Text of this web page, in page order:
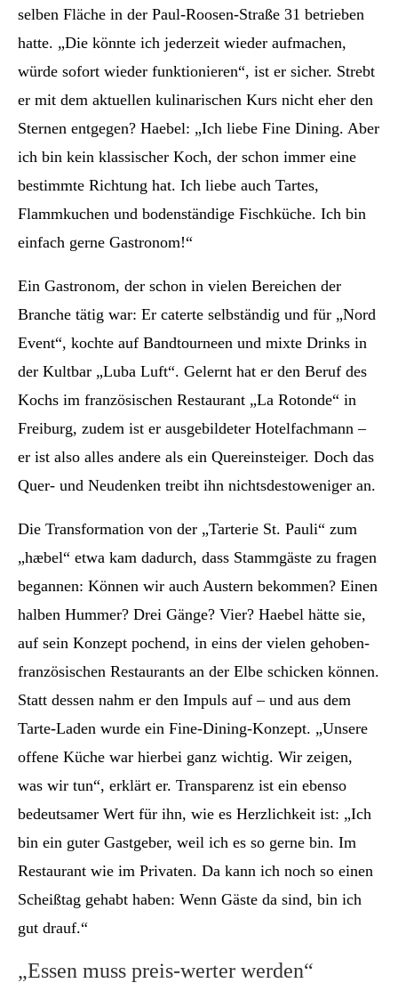
selben Fläche in der Paul-Roosen-Straße 31 betrieben
hatte. „Die könnte ich jederzeit wieder aufmachen,
würde sofort wieder funktionieren“, ist er sicher. Strebt
er mit dem aktuellen kulinarischen Kurs nicht eher den
Sternen entgegen? Haebel: „Ich liebe Fine Dining. Aber
ich bin kein klassischer Koch, der schon immer eine
bestimmte Richtung hat. Ich liebe auch Tartes,
Flammkuchen und bodenständige Fischküche. Ich bin
einfach gerne Gastronom!“
Ein Gastronom, der schon in vielen Bereichen der
Branche tätig war: Er caterte selbständig und für „Nord
Event“, kochte auf Bandtourneen und mixte Drinks in
der Kultbar „Luba Luft“. Gelernt hat er den Beruf des
Kochs im französischen Restaurant „La Rotonde“ in
Freiburg, zudem ist er ausgebildeter Hotelfachmann –
er ist also alles andere als ein Quereinsteiger. Doch das
Quer- und Neudenken treibt ihn nichtsdestoweniger an.
Die Transformation von der „Tarterie St. Pauli“ zum
„hæbel“ etwa kam dadurch, dass Stammgäste zu fragen
begannen: Können wir auch Austern bekommen? Einen
halben Hummer? Drei Gänge? Vier? Haebel hätte sie,
auf sein Konzept pochend, in eins der vielen gehoben-
französischen Restaurants an der Elbe schicken können.
Statt dessen nahm er den Impuls auf – und aus dem
Tarte-Laden wurde ein Fine-Dining-Konzept. „Unsere
offene Küche war hierbei ganz wichtig. Wir zeigen,
was wir tun“, erklärt er. Transparenz ist ein ebenso
bedeutsamer Wert für ihn, wie es Herzlichkeit ist: „Ich
bin ein guter Gastgeber, weil ich es so gerne bin. Im
Restaurant wie im Privaten. Da kann ich noch so einen
Scheißtag gehabt haben: Wenn Gäste da sind, bin ich
gut drauf.“
„Essen muss preis-werter werden“